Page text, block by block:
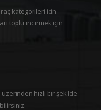
kategorileri için
toplu indirmek için
hızlı bir şekilde